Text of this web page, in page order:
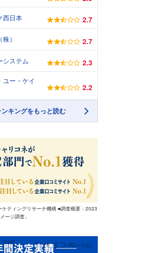
西日本 2.7
） 2.7
システム 2.3
ユー・ケイ
2.2
キングをもっと読む
ティングリサーチ機構 ■調査概要：2023
ージ調査」